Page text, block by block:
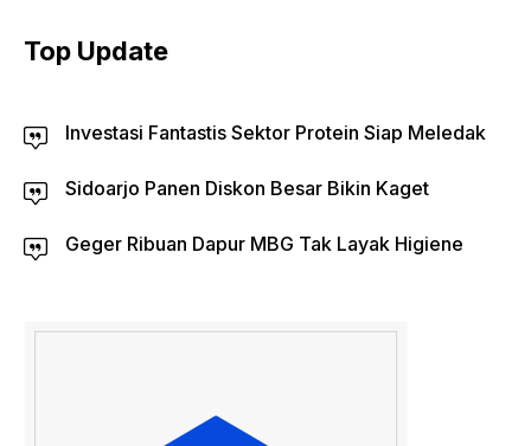
Top Update
Investasi Fantastis Sektor Protein Siap Meledak
Sidoarjo Panen Diskon Besar Bikin Kaget
Geger Ribuan Dapur MBG Tak Layak Higiene